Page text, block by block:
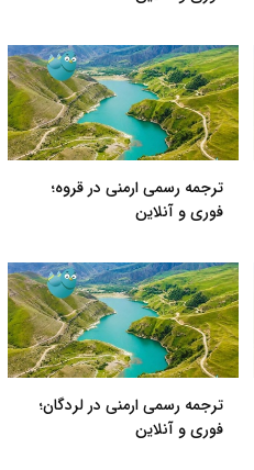
ترجمه رسمی ارمنی در قروه؛
فوری و آنلاین
ترجمه رسمی ارمنی در لردگان؛
فوری و آنلاین